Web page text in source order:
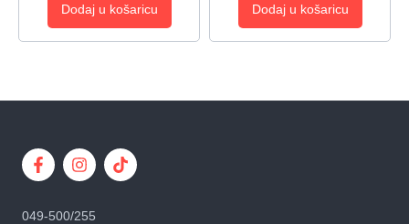
Dodaj u košaricu Dodaj u košaricu
049-500/255